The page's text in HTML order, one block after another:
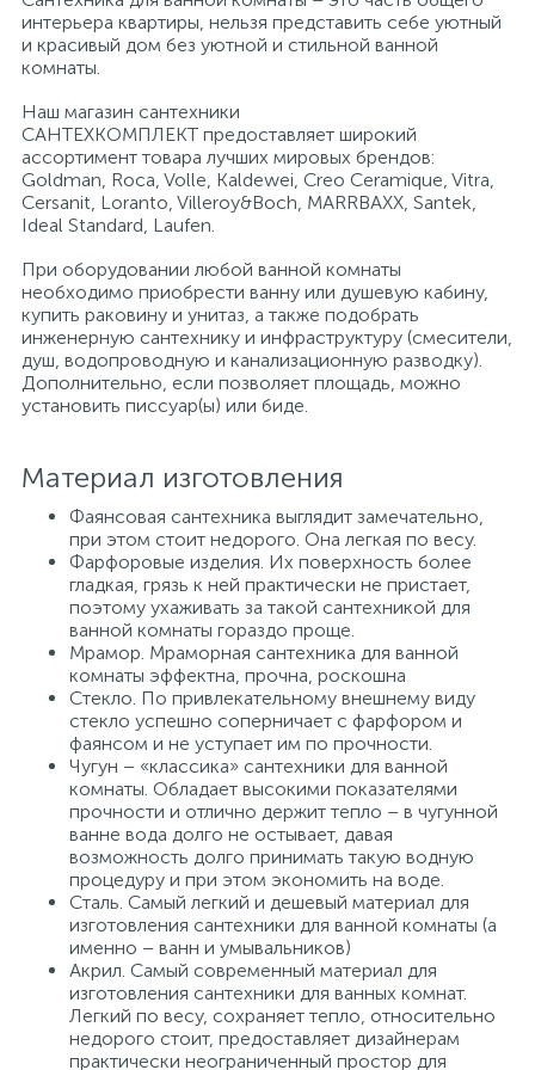
интерьера квартиры, нельзя представить себе уютный
и красивый дом без уютной и стильной ванной
комнаты.
Наш магазин сантехники
САНТЕХКОМПЛЕКТ предоставляет широкий
ассортимент товара лучших мировых брендов:
Goldman, Roca, Volle, Kaldewei, Creo Ceramique, Vitra,
Cersanit, Loranto, Villeroy&Boch, MARRBAXX, Santek,
Ideal Standard, Laufen.
При оборудовании любой ванной комнаты
необходимо приобрести ванну или душевую кабину,
купить раковину и унитаз, а также подобрать
инженерную сантехнику и инфраструктуру (смесители,
душ, водопроводную и канализационную разводку).
Дополнительно, если позволяет площадь, можно
установить писсуар(ы) или биде.
Материал изготовления
Фаянсовая сантехника выглядит замечательно,
при этом стоит недорого. Она легкая по весу.
Фарфоровые изделия. Их поверхность более
гладкая, грязь к ней практически не пристает,
поэтому ухаживать за такой сантехникой для
ванной комнаты гораздо проще.
Мрамор. Мраморная сантехника для ванной
комнаты эффектна, прочна, роскошна
Стекло. По привлекательному внешнему виду
стекло успешно соперничает с фарфором и
фаянсом и не уступает им по прочности.
Чугун – «классика» сантехники для ванной
комнаты. Обладает высокими показателями
прочности и отлично держит тепло – в чугунной
ванне вода долго не остывает, давая
возможность долго принимать такую водную
процедуру и при этом экономить на воде.
Сталь. Самый легкий и дешевый материал для
изготовления сантехники для ванной комнаты (а
именно – ванн и умывальников)
Акрил. Самый современный материал для
изготовления сантехники для ванных комнат.
Легкий по весу, сохраняет тепло, относительно
недорого стоит, предоставляет дизайнерам
практически неограниченный простор для
Полотенцесушители
Душевые трапы
Сифоны и выпуски
Аксессуары для ванной
Системы контроля протечки воды